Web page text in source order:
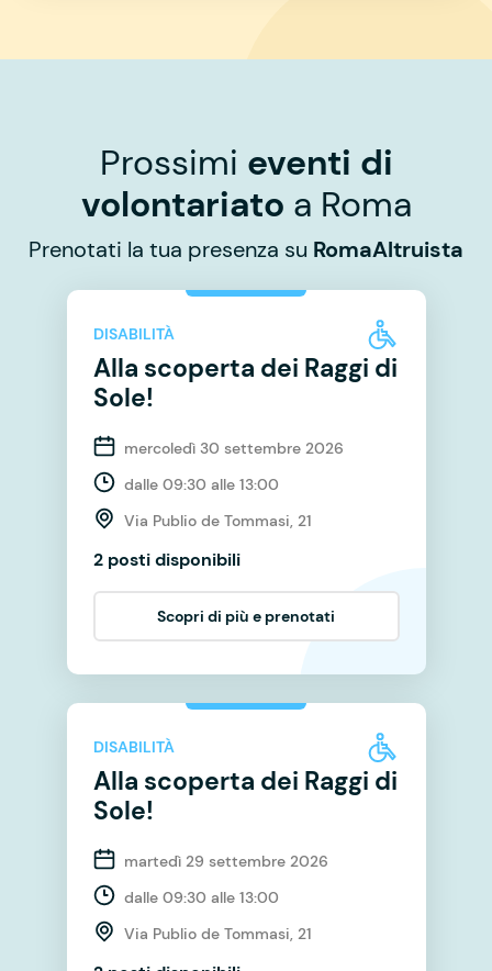
Prossimi eventi di
volontariato a Roma
Prenotati la tua presenza su RomaAltruista
DISABILITÀ
Alla scoperta dei Raggi di
Sole!
mercoledì 30 settembre 2026
dalle 09:30 alle 13:00
Via Publio de Tommasi, 21
2 posti disponibili
Scopri di più e prenotati
DISABILITÀ
Alla scoperta dei Raggi di
Sole!
martedì 29 settembre 2026
dalle 09:30 alle 13:00
Via Publio de Tommasi, 21